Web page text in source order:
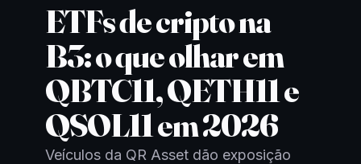
ETFs de cripto na
B3: o que olhar em
QBTC11, QETH11 e
QSOL11 em 2026
Veículos da QR Asset dão exposição